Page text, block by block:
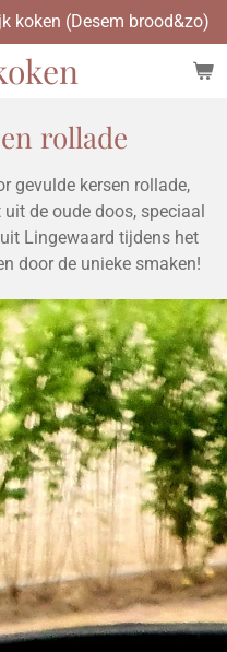
koken (Desem brood&zo)
rollade
gevulde kersen rollade,
uit de oude doos, speciaal
Lingewaard tijdens het
door de unieke smaken!